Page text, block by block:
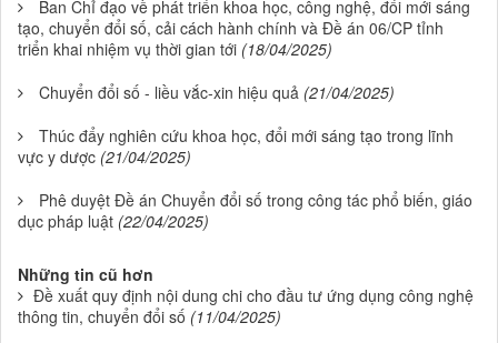
Ban Chỉ đạo về phát triển khoa học, công nghệ, đổi mới sáng
tạo, chuyển đổi số, cải cách hành chính và Đề án 06/CP tỉnh
triển khai nhiệm vụ thời gian tới (18/04/2025)
Chuyển đổi số - liều vắc-xin hiệu quả (21/04/2025)
Thúc đẩy nghiên cứu khoa học, đổi mới sáng tạo trong lĩnh
vực y dược (21/04/2025)
Phê duyệt Đề án Chuyển đổi số trong công tác phổ biến, giáo
dục pháp luật (22/04/2025)
Những tin cũ hơn
Đề xuất quy định nội dung chi cho đầu tư ứng dụng công nghệ
thông tin, chuyển đổi số (11/04/2025)